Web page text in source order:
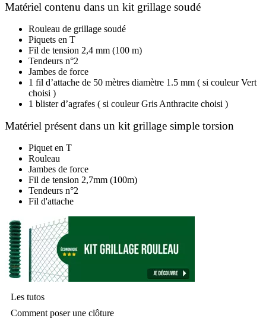
Matériel contenu dans un kit grillage soudé
Rouleau de grillage soudé
Piquets en T
Fil de tension 2,4 mm (100 m)
Tendeurs n°2
Jambes de force
1 fil d’attache de 50 mètres diamètre 1.5 mm ( si couleur Vert
choisi )
1 blister d’agrafes ( si couleur Gris Anthracite choisi )
Matériel présent dans un kit grillage simple torsion
Piquet en T
Rouleau
Jambes de force
Fil de tension 2,7mm (100m)
Tendeurs n°2
Fil d'attache
Les tutos
Comment poser une clôture